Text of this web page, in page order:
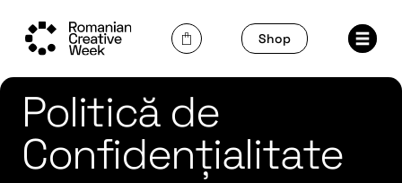
content
Shop
Politică de
Confidențialitate